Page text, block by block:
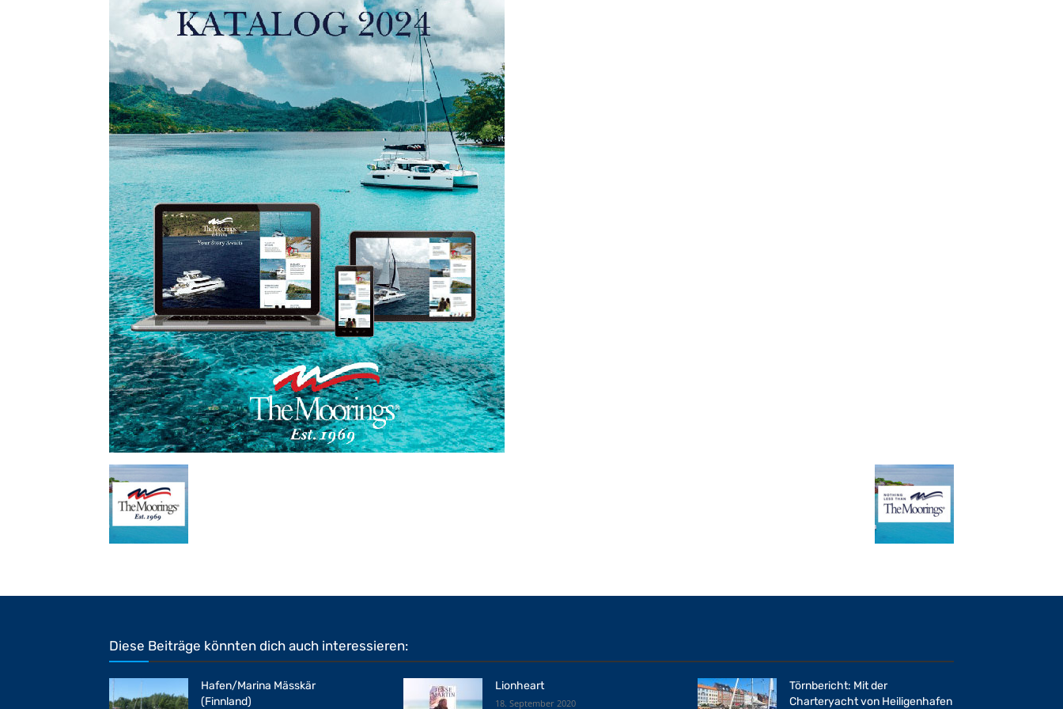
Diese Beiträge könnten dich auch interessieren:
Hafen/Marina Mässkär
(Finnland)
Lionheart
18. September 2020
Törnbericht: Mit der
Charteryacht von Heiligenhafen